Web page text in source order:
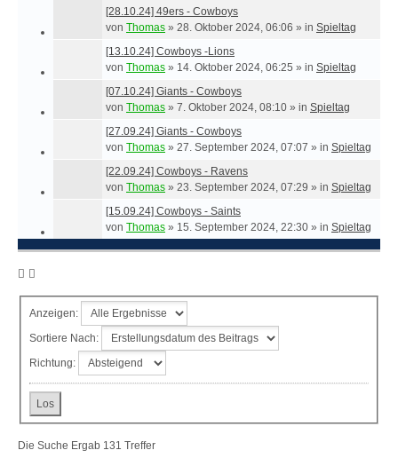
[28.10.24] 49ers - Cowboys
von Thomas » 28. Oktober 2024, 06:06 » in Spieltag
[13.10.24] Cowboys -Lions
von Thomas » 14. Oktober 2024, 06:25 » in Spieltag
[07.10.24] Giants - Cowboys
von Thomas » 7. Oktober 2024, 08:10 » in Spieltag
[27.09.24] Giants - Cowboys
von Thomas » 27. September 2024, 07:07 » in Spieltag
[22.09.24] Cowboys - Ravens
von Thomas » 23. September 2024, 07:29 » in Spieltag
[15.09.24] Cowboys - Saints
von Thomas » 15. September 2024, 22:30 » in Spieltag
Anzeigen:
Sortiere Nach:
Richtung:
Die Suche Ergab 131 Treffer